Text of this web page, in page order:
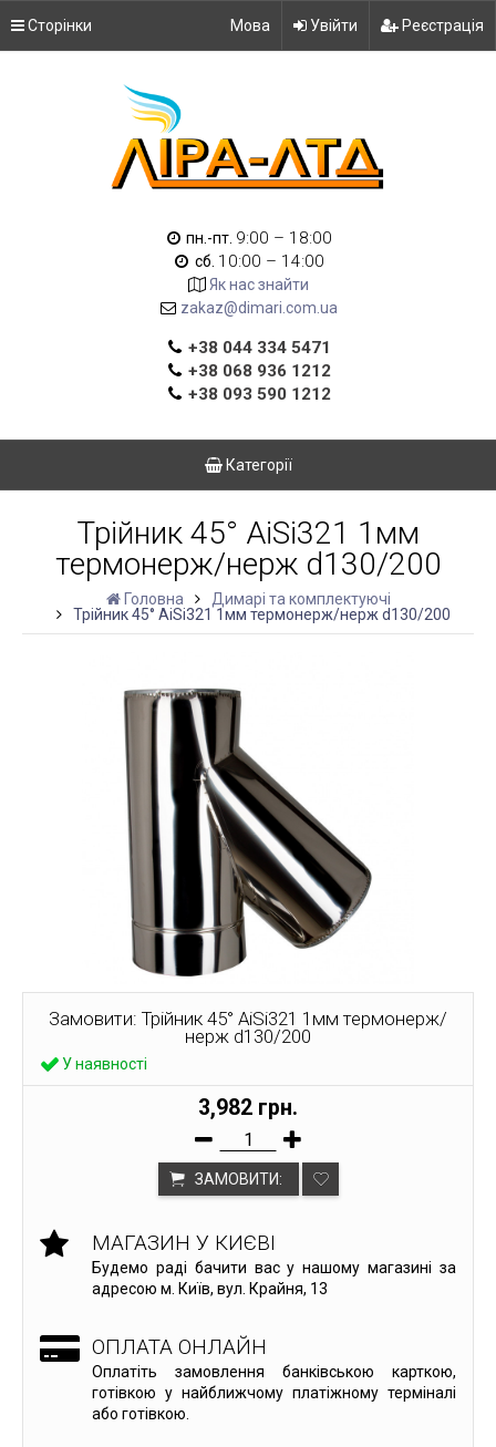
Сторінки Мова Увійти Реєстрація
пн.-пт. 9:00 – 18:00
сб. 10:00 – 14:00
Як нас знайти
zakaz@dimari.com.ua
+38 044 334 5471
+38 068 936 1212
+38 093 590 1212
Категорії
Трійник 45° AiSi321 1мм
термонерж/нерж d130/200
Головна
Димарі та комплектуючі
Трійник 45° AiSi321 1мм термонерж/нерж d130/200
Замовити: Трійник 45° AiSi321 1мм термонерж/
нерж d130/200
У наявності
3,982 грн.
ЗАМОВИТИ:
МАГАЗИН У КИЄВІ
Будемо раді бачити вас у нашому магазині за
адресою м. Київ, вул. Крайня, 13
ОПЛАТА ОНЛАЙН
Оплатіть замовлення банківською карткою,
готівкою у найближчому платіжному терміналі
або готівкою.